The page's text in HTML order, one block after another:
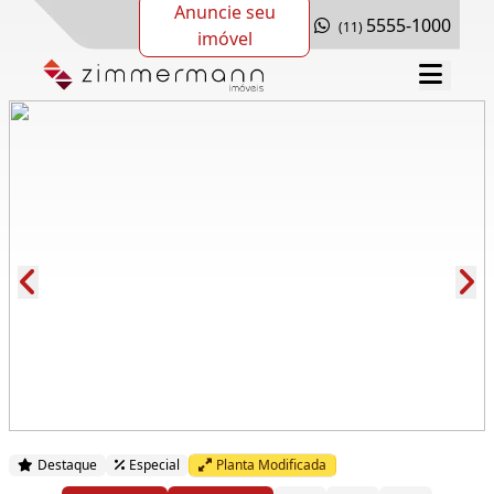
Anuncie seu
imóvel
(11) 5555-1000
Destaque Especial Planta Modificada